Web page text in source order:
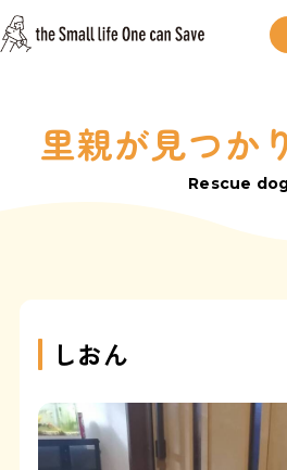
お知らせ
里親が見つか
里親が見つか
Rescue
しおん